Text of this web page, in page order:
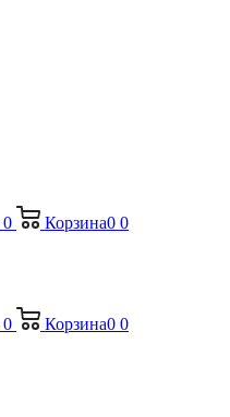
0 Корзина0 0
0 Корзина0 0